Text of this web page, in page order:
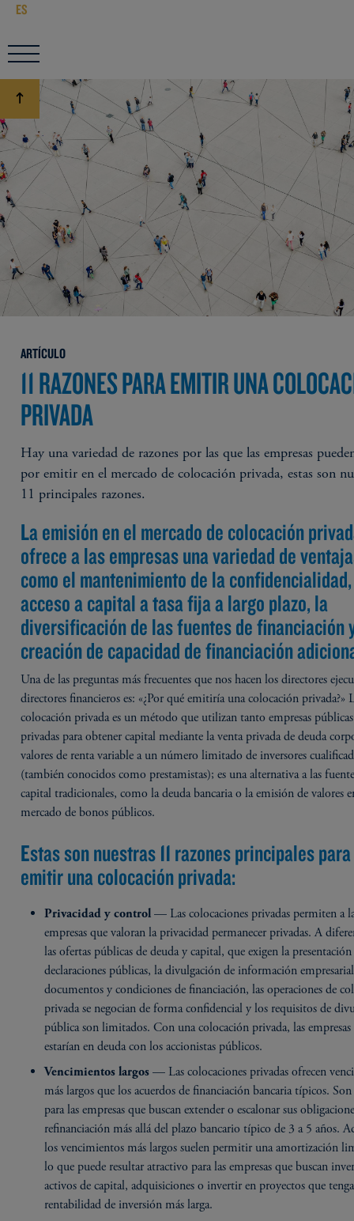
ES
ARTÍCULO
11 RAZONES PARA EMITIR UNA
PRIVADA
Hay una variedad de razones por las que las empresas
por emitir en el mercado de colocación privada, estas son
11 principales razones.
La emisión en el mercado de colocación
ofrece a las empresas una variedad de
como el mantenimiento de la
acceso a capital a tasa fija a largo plazo, la
diversificación de las fuentes de financiación
creación de capacidad de financiación
Una de las preguntas más frecuentes que nos hacen los directores
directores financieros es: «¿Por qué emitiría una colocación privada?»
colocación privada es un método que utilizan tanto empresas
privadas para obtener capital mediante la venta privada de deuda
valores de renta variable a un número limitado de inversores
(también conocidos como prestamistas); es una alternativa a las
capital tradicionales, como la deuda bancaria o la emisión de valores
mercado de bonos públicos.
Estas son nuestras 11 razones principales para
emitir una colocación privada:
Privacidad y control — Las colocaciones privadas permiten a
empresas que valoran la privacidad permanecer privadas. A
las ofertas públicas de deuda y capital, que exigen la
declaraciones públicas, la divulgación de información
documentos y condiciones de financiación, las operaciones de
privada se negocian de forma confidencial y los requisitos de
pública son limitados. Con una colocación privada, las
estarían en deuda con los accionistas públicos.
Vencimientos largos — Las colocaciones privadas ofrecen
más largos que los acuerdos de financiación bancaria típicos. Son
para las empresas que buscan extender o escalonar sus
refinanciación más allá del plazo bancario típico de 3 a 5 años.
los vencimientos más largos suelen permitir una amortización
lo que puede resultar atractivo para las empresas que buscan
activos de capital, adquisiciones o invertir en proyectos que
rentabilidad de inversión más larga.